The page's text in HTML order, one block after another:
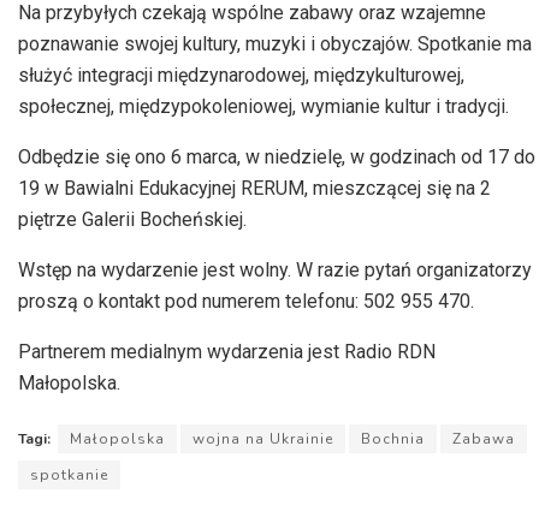
Na przybyłych czekają wspólne zabawy oraz wzajemne
poznawanie swojej kultury, muzyki i obyczajów. Spotkanie ma
służyć integracji międzynarodowej, międzykulturowej,
społecznej, międzypokoleniowej, wymianie kultur i tradycji.
Odbędzie się ono 6 marca, w niedzielę, w godzinach od 17 do
19 w Bawialni Edukacyjnej RERUM, mieszczącej się na 2
piętrze Galerii Bocheńskiej.
Wstęp na wydarzenie jest wolny. W razie pytań organizatorzy
proszą o kontakt pod numerem telefonu: 502 955 470.
Partnerem medialnym wydarzenia jest Radio RDN
Małopolska.
Tagi: Małopolska wojna na Ukrainie Bochnia
Zabawa
spotkanie